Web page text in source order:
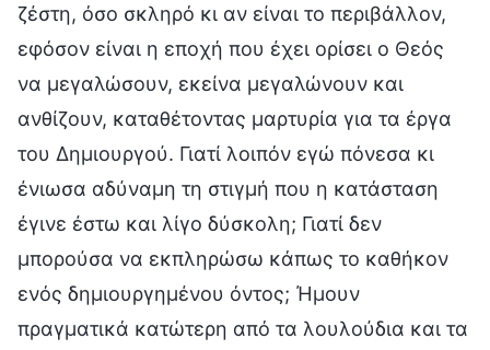
ζέστη, όσο σκληρό κι αν είναι το περιβάλλον,
εφόσον είναι η εποχή που έχει ορίσει ο Θεός
να μεγαλώσουν, εκείνα μεγαλώνουν και
ανθίζουν, καταθέτοντας μαρτυρία για τα έργα
του Δημιουργού. Γιατί λοιπόν εγώ πόνεσα κι
ένιωσα αδύναμη τη στιγμή που η κατάσταση
έγινε έστω και λίγο δύσκολη; Γιατί δεν
μπορούσα να εκπληρώσω κάπως το καθήκον
ενός δημιουργημένου όντος; Ήμουν
πραγματικά κατώτερη από τα λουλούδια και τα